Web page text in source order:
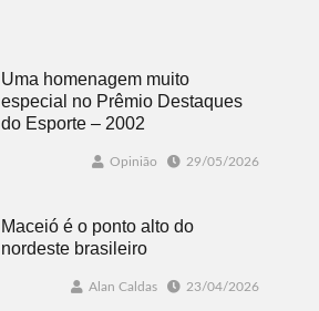
Uma homenagem muito
especial no Prêmio Destaques
do Esporte – 2002
Opinião 29/05/2026
Maceió é o ponto alto do
nordeste brasileiro
Alan Caldas 23/04/2026